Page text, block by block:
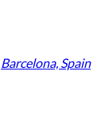
Barcelona, Spain